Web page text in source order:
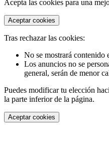
Acepta las cookies para una
Aceptar cookies
Tras rechazar las cookies:
No se mostrará contenido
Los anuncios no se
general, serán de menor
Puedes modificar tu elección
la parte inferior de la página.
Aceptar cookies